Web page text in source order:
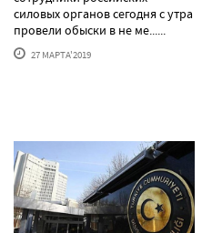
силовых органов сегодня с утра
провели обыски в не ме......
27 МАРТА'2019